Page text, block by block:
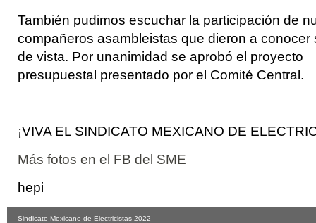
También pudimos escuchar la participación de
compañeros asambleistas que dieron a conocer
de vista. Por unanimidad se aprobó el proyecto
presupuestal presentado por el Comité Central.
¡VIVA EL SINDICATO MEXICANO DE
Más fotos en el FB del SME
hepi
Sindicato Mexicano de Electricistas 2022